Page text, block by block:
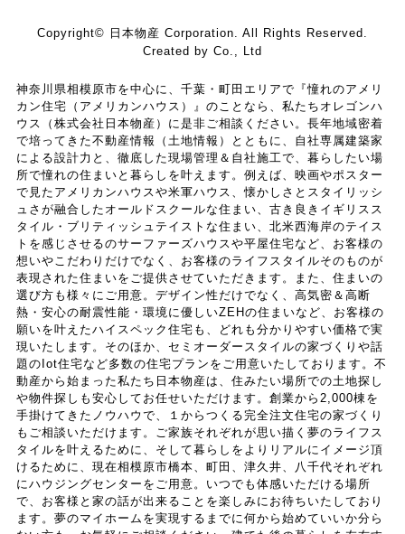
境（携帯端末を通じてご利用の場合の当該端末の通信状
態，利用に際しての各種設定情報なども含みます），IP
報などの履歴情報および特性情報を，ユーザーが当社や
提携先のサービスを利用しまたはページを閲覧する際に
収集します。
第３条（個人情報を収集・利用する目的）
当社が個人情報を収集・利用する目的は，以下のとおり
です。
（1）ユーザーに自分の登録情報の閲覧や修正，利用状況
の閲覧を行っていただくために，氏名，住所，連絡先，
支払方法などの登録情報，利用されたサービスや購入さ
れた商品，およびそれらの代金などに関する情報を表示
する目的
（2）ユーザーにお知らせや連絡をするためにメールアド
レスを利用する場合やユーザーに商品を送付したり必要
に応じて連絡したりするため，氏名や住所などの連絡先
情報を利用する目的
（3）ユーザーの本人確認を行うために，氏名，生年月
日，住所，電話番号，銀行口座番号，クレジットカード
番号，運転免許証番号，配達証明付き郵便の到達結果な
Copyright© 日本物産 Corporation. All Rights Reserved.
Created by Co., Ltd
神奈川県相模原市を中心に、千葉・町田エリアで『憧れのアメリ
カン住宅（アメリカンハウス）』のことなら、私たちオレゴンハ
ウス（株式会社日本物産）に是非ご相談ください。長年地域密着
で培ってきた不動産情報（土地情報）とともに、自社専属建築家
による設計力と、徹底した現場管理＆自社施工で、暮らしたい場
所で憧れの住まいと暮らしを叶えます。例えば、映画やポスター
で見たアメリカンハウスや米軍ハウス、懐かしさとスタイリッシ
ュさが融合したオールドスクールな住まい、古き良きイギリスス
タイル・ブリティッシュテイストな住まい、北米西海岸のテイス
トを感じさせるのサーファーズハウスや平屋住宅など、お客様の
想いやこだわりだけでなく、お客様のライフスタイルそのものが
表現された住まいをご提供させていただきます。また、住まいの
選び方も様々にご用意。デザイン性だけでなく、高気密＆高断
熱・安心の耐震性能・環境に優しいZEHの住まいなど、お客様の
願いを叶えたハイスペック住宅も、どれも分かりやすい価格で実
現いたします。そのほか、セミオーダースタイルの家づくりや話
題のIot住宅など多数の住宅プランをご用意いたしております。不
動産から始まった私たち日本物産は、住みたい場所での土地探し
や物件探しも安心してお任せいただけます。創業から2,000棟を
手掛けてきたノウハウで、１からつくる完全注文住宅の家づくり
もご相談いただけます。ご家族それぞれが思い描く夢のライフス
タイルを叶えるために、そして暮らしをよりリアルにイメージ頂
けるために、現在相模原市橋本、町田、津久井、八千代それぞれ
にハウジングセンターをご用意。いつでも体感いただける場所
で、お客様と家の話が出来ることを楽しみにお待ちいたしており
ます。夢のマイホームを実現するまでに何から始めていいか分ら